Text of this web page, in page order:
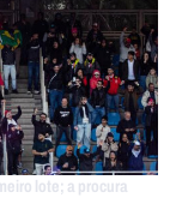
lote; a procura